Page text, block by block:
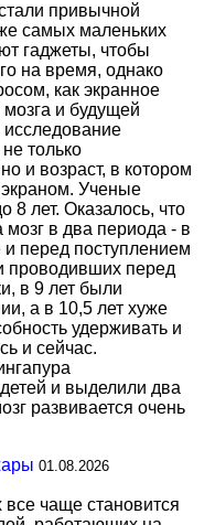
привычной
самых маленьких
гаджеты, чтобы
на время, однако
как экранное
и будущей
только
и возраст, в котором
Ученые
8 лет. Оказалось, что
в два периода - в
перед поступлением
проводивших перед
в 9 лет были
а в 10,5 лет хуже
удерживать и
и сейчас.
и выделили два
развивается очень
01.08.2026
чаще становится